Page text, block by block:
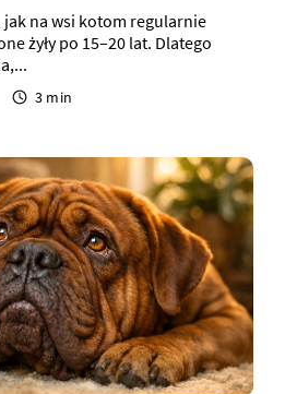
jak na wsi kotom regularnie
żyły po 15–20 lat. Dlatego
3 min